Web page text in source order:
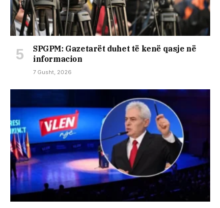
SPGPM: Gazetarët duhet të kenë qasje në
informacion
7 Gusht, 2026